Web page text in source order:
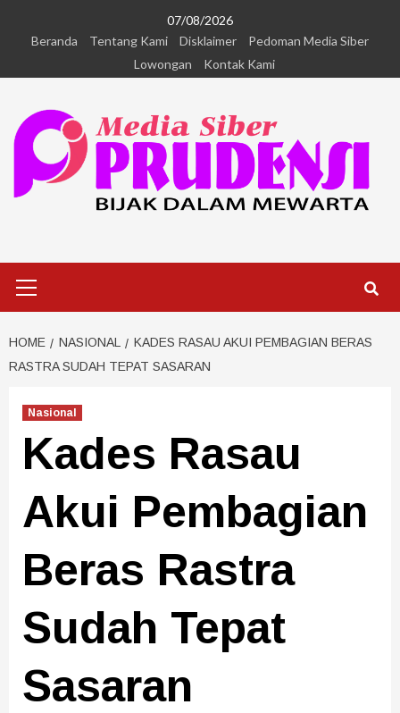
07/08/2026
Beranda
Tentang Kami Disklaimer
Pedoman Media Siber
Lowongan
Kontak Kami
HOME NASIONAL
KADES RASAU AKUI PEMBAGIAN BERAS
RASTRA SUDAH TEPAT SASARAN
Nasional
Kades Rasau
Akui Pembagian
Beras Rastra
Sudah Tepat
Sasaran